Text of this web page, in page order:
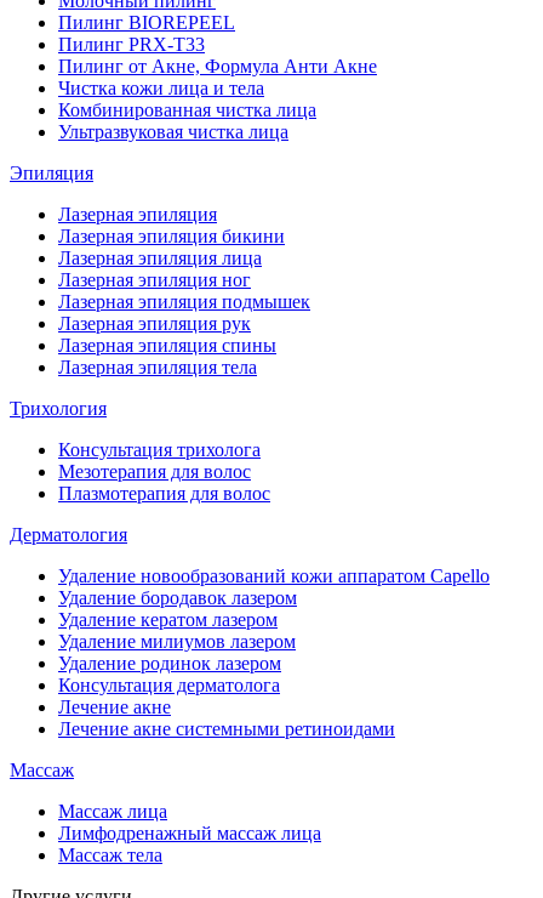
Пилинг BIOREPEEL
Пилинг PRX-T33
Пилинг от Акне, Формула Анти Акне
Чистка кожи лица и тела
Комбинированная чистка лица
Ультразвуковая чистка лица
Эпиляция
Лазерная эпиляция
Лазерная эпиляция бикини
Лазерная эпиляция лица
Лазерная эпиляция ног
Лазерная эпиляция подмышек
Лазерная эпиляция рук
Лазерная эпиляция спины
Лазерная эпиляция тела
Трихология
Консультация трихолога
Мезотерапия для волос
Плазмотерапия для волос
Дерматология
Удаление новообразований кожи аппаратом Capello
Удаление бородавок лазером
Удаление кератом лазером
Удаление милиумов лазером
Удаление родинок лазером
Консультация дерматолога
Лечение акне
Лечение акне системными ретиноидами
Массаж
Массаж лица
Лимфодренажный массаж лица
Массаж тела